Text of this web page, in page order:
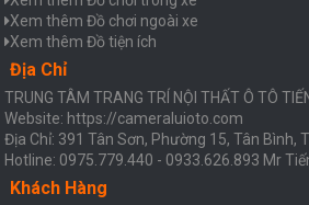
Xem thêm Đồ chơi ngoài xe
Xem thêm Đồ tiện ích
Địa Chỉ
TRUNG TÂM TRANG TRÍ NỘI THẤT Ô TÔ
Website: https://cameraluioto.com
Địa Chỉ: 391 Tân Sơn, Phường 15, Tân Bình,
Hotline: 0975.779.440 - 0933.626.893 Mr
Khách Hàng